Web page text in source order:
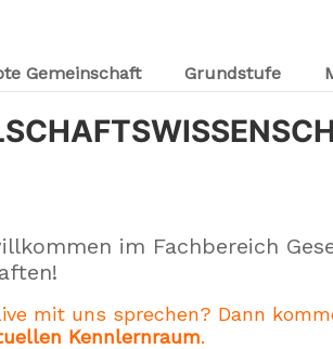
Gemeinschaft Grundstufe
im Fachbereich
mit uns sprechen? Dann
Kennlernraum.